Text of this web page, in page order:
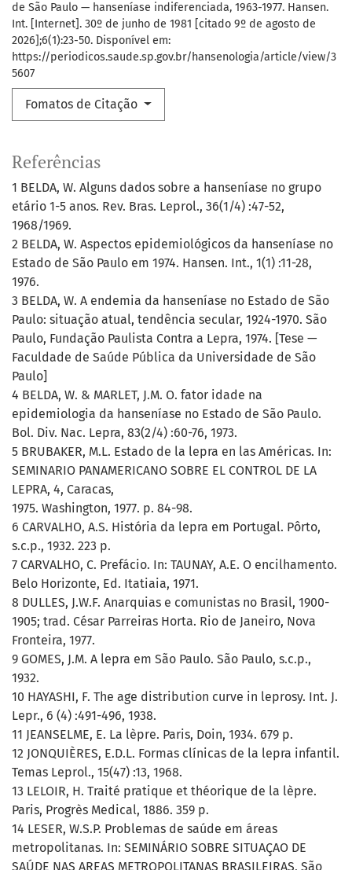
de São Paulo — hanseníase indiferenciada, 1963-1977. Hansen.
Int. [Internet]. 30º de junho de 1981 [citado 9º de agosto de
2026];6(1):23-50. Disponível em:
https://periodicos.saude.sp.gov.br/hansenologia/article/view/3
5607
Fomatos de Citação
Referências
1 BELDA, W. Alguns dados sobre a hanseníase no grupo
etário 1-5 anos. Rev. Bras. Leprol., 36(1/4) :47-52,
1968/1969.
2 BELDA, W. Aspectos epidemiológicos da hanseníase no
Estado de São Paulo em 1974. Hansen. Int., 1(1) :11-28,
1976.
3 BELDA, W. A endemia da hanseníase no Estado de São
Paulo: situação atual, tendência secular, 1924-1970. São
Paulo, Fundação Paulista Contra a Lepra, 1974. [Tese —
Faculdade de Saúde Pública da Universidade de São
Paulo]
4 BELDA, W. & MARLET, J.M. O. fator idade na
epidemiologia da hanseníase no Estado de São Paulo.
Bol. Div. Nac. Lepra, 83(2/4) :60-76, 1973.
5 BRUBAKER, M.L. Estado de la lepra en las Américas. In:
SEMINARIO PANAMERICANO SOBRE EL CONTROL DE LA
LEPRA, 4, Caracas,
1975. Washington, 1977. p. 84-98.
6 CARVALHO, A.S. História da lepra em Portugal. Pôrto,
s.c.p., 1932. 223 p.
7 CARVALHO, C. Prefácio. In: TAUNAY, A.E. O encilhamento.
Belo Horizonte, Ed. Itatiaia, 1971.
8 DULLES, J.W.F. Anarquias e comunistas no Brasil, 1900-
1905; trad. César Parreiras Horta. Rio de Janeiro, Nova
Fronteira, 1977.
9 GOMES, J.M. A lepra em São Paulo. São Paulo, s.c.p.,
1932.
10 HAYASHI, F. The age distribution curve in leprosy. Int. J.
Lepr., 6 (4) :491-496, 1938.
11 JEANSELME, E. La lèpre. Paris, Doin, 1934. 679 p.
12 JONQUIÈRES, E.D.L. Formas clínicas de la lepra infantil.
Temas Leprol., 15(47) :13, 1968.
13 LELOIR, H. Traité pratique et théorique de la lèpre.
Paris, Progrès Medical, 1886. 359 p.
14 LESER, W.S.P. Problemas de saúde em áreas
metropolitanas. In: SEMINÁRIO SOBRE SITUAÇAO DE
SAÚDE NAS AREAS METROPOLITANAS BRASILEIRAS, São